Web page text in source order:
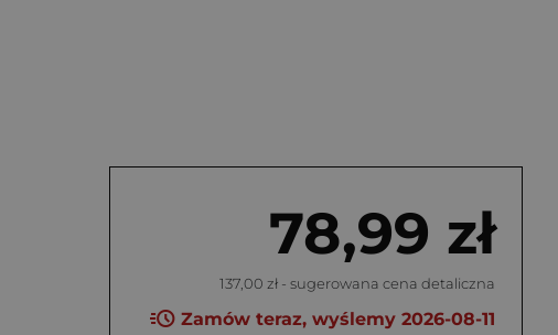
78,99 zł
137,00 zł - sugerowana cena detaliczna
Zamów teraz, wyślemy 2026-08-11